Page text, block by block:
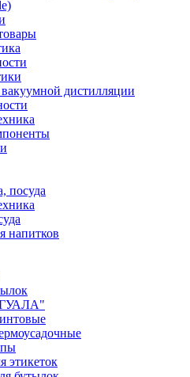
дистилляции
посуда
напитков
этикеток